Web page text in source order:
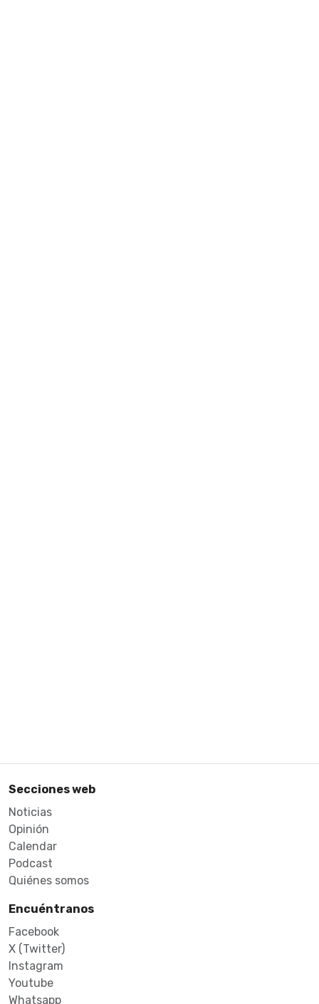
Secciones web
Noticias
Opinión
Calendar
Podcast
Quiénes somos
Encuéntranos
Facebook
X (Twitter)
Instagram
Youtube
Whatsapp